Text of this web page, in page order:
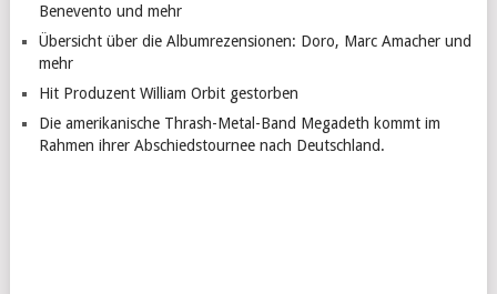
Benevento und mehr
Übersicht über die Albumrezensionen: Doro, Marc Amacher und
mehr
Hit Produzent William Orbit gestorben
Die amerikanische Thrash-Metal-Band Megadeth kommt im
Rahmen ihrer Abschiedstournee nach Deutschland.